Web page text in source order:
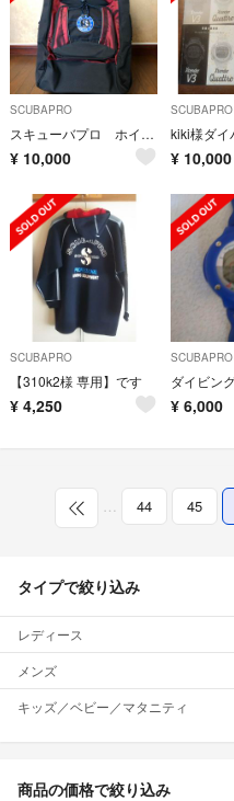
SCUBAPRO
スキューバプロ ホイールバッグ2
¥ 10,000
SCUBAPRO
¥ 10,000
SCUBAPRO
【310k2様 専用】です
¥ 4,250
SCUBAPRO
¥ 6,000
… 44 45
タイプで絞り込み
レディース
メンズ
キッズ／ベビー／マタニティ
商品の価格で絞り込み